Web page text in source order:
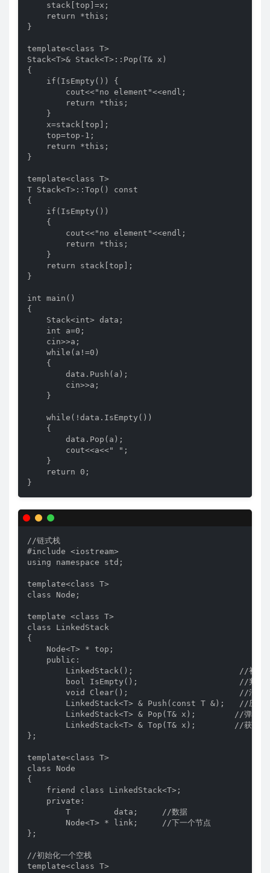
    stack[top]=x;
    return *this;
}
template<class T>
Stack<T>& Stack<T>::Pop(T& x)
{
    if(IsEmpty()) {
        cout<<"no element"<<endl;
        return *this;
    }
    x=stack[top];
    top=top-1;
    return *this;
}
template<class T>
T Stack<T>::Top() const
{
    if(IsEmpty())
    {
        cout<<"no element"<<endl;
        return *this;
    }
    return stack[top];
}
int main()
{
    Stack<int> data;
    int a=0;
    cin>>a;
    while(a!=0)
    {
        data.Push(a);
        cin>>a;
    }
    while(!data.IsEmpty())
    {
        data.Pop(a);
        cout<<a<<" ";
    }
    return 0;
}
//链式栈
#include <iostream>
using namespace std;
template<class T>
class Node;
template <class T>
class LinkedStack
{
    Node<T> * top;
    public:
LinkedStack();                      //初始化
bool IsEmpty();                     //判断
void Clear();                       //清空
LinkedStack<T> & Push(const T &);   //压入
LinkedStack<T> & Pop(T& x);        //弹出栈
LinkedStack<T> & Top(T& x);        //获取栈
};
template<class T>
class Node
{
    friend class LinkedStack<T>;
    private:
        T         data;     //数据
        Node<T> * link;     //下一个节点
};
//初始化一个空栈
template<class T>